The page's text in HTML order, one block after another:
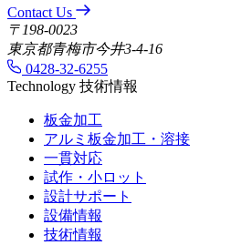
Contact Us
〒198-0023
東京都青梅市今井3-4-16
0428-32-6255
Technology 技術情報
板金加工
アルミ板金加工・溶接
一貫対応
試作・小ロット
設計サポート
設備情報
技術情報